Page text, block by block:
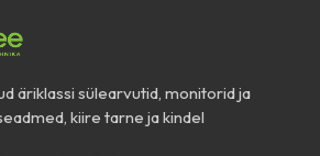
äriklassi sülearvutid, monitorid ja
kiire tarne ja kindel